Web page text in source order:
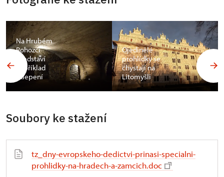
Na Hrubém
Rohozci
představí
například
sklepení
Ojedinělé
prohlídky se
chystají na
Litomyšli
Soubory ke stažení
tz_dny-evropskeho-dedictvi-prinasi-specialni-
prohlidky-na-hradech-a-zamcich.doc